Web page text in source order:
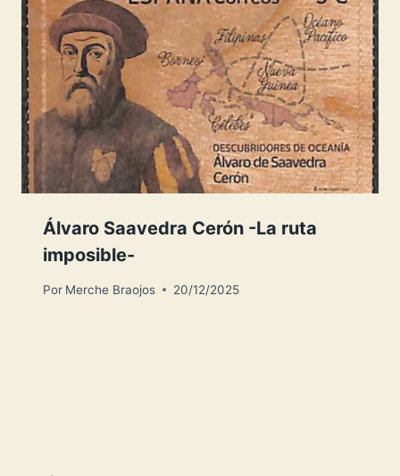
Álvaro Saavedra Cerón -La ruta
imposible-
Por Merche Braojos 20/12/2025